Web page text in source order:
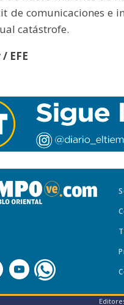
de comunicaciones e
catástrofe.
EFE